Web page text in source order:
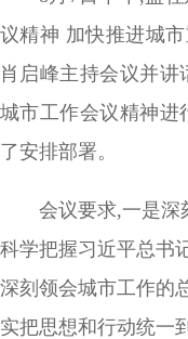
议精神 加快推进城
肖启峰主持会议并
城市工作会议精神进
了安排部署。
会议要求,一是深
科学把握习近平总书
深刻领会城市工作的
实把思想和行动统一